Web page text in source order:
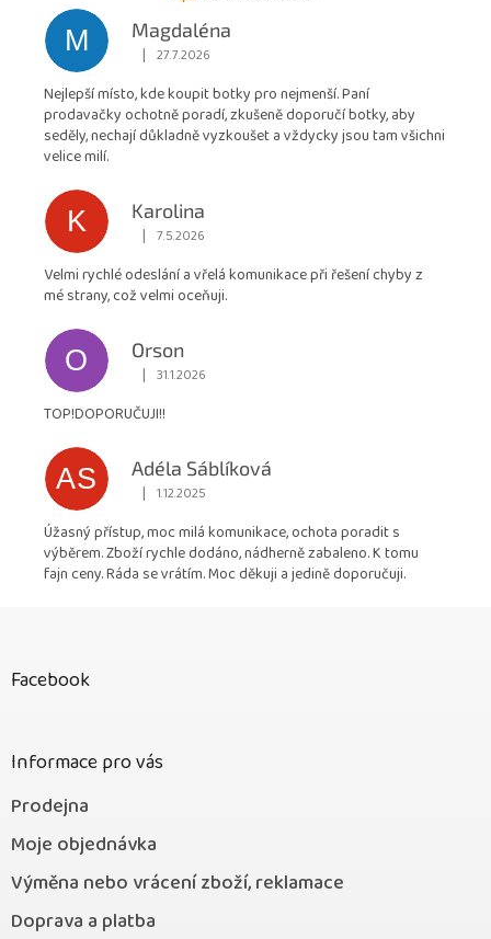
hodnocení
obchodu
4,9
z
M
Magdaléna
Hodnocení obchodu je 5 z 5 hvězdiček.
| 27.7.2026
Nejlepší místo, kde koupit botky pro nejmenší. Paní
prodavačky ochotně poradí, zkušeně doporučí botky, aby
seděly, nechají důkladně vyzkoušet a vždycky jsou tam všichni
velice milí.
K
Karolina
Hodnocení obchodu je 5 z 5 hvězdiček.
| 7.5.2026
Velmi rychlé odeslání a vřelá komunikace při řešení chyby z
mé strany, což velmi oceňuji.
O
Orson
Hodnocení obchodu je 5 z 5 hvězdiček.
| 31.1.2026
TOP!DOPORUČUJI!!
AS
Adéla Sáblíková
Hodnocení obchodu je 5 z 5 hvězdiček.
| 1.12.2025
Úžasný přístup, moc milá komunikace, ochota poradit s
výběrem. Zboží rychle dodáno, nádherně zabaleno. K tomu
fajn ceny. Ráda se vrátím. Moc děkuji a jedině doporučuji.
Facebook
Informace pro vás
Prodejna
Moje objednávka
Výměna nebo vrácení zboží, reklamace
Doprava a platba